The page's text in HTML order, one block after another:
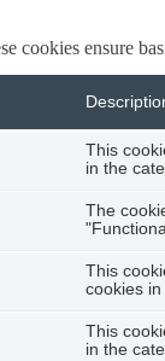
cookies ensure
This
in the
The
This
cookies
This
in the